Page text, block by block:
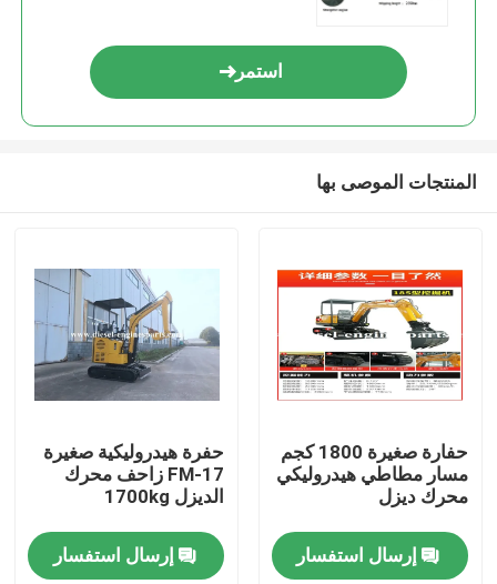
منزل
استمر
المنتجات الموصى بها
حفارة صغيرة 1800 كجم
مسار مطاطي هيدروليكي
محرك ديزل
إرسال استفسار
حفرة هيدروليكية صغيرة
FM-17 زاحف محرك
الديزل 1700kg
إرسال استفسار